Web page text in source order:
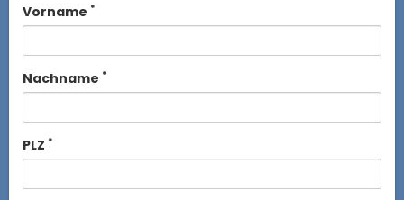
Vorname *
Nachname *
PLZ *